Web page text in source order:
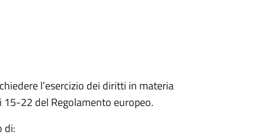
l’esercizio dei diritti in materia
22 del Regolamento europeo.
di: